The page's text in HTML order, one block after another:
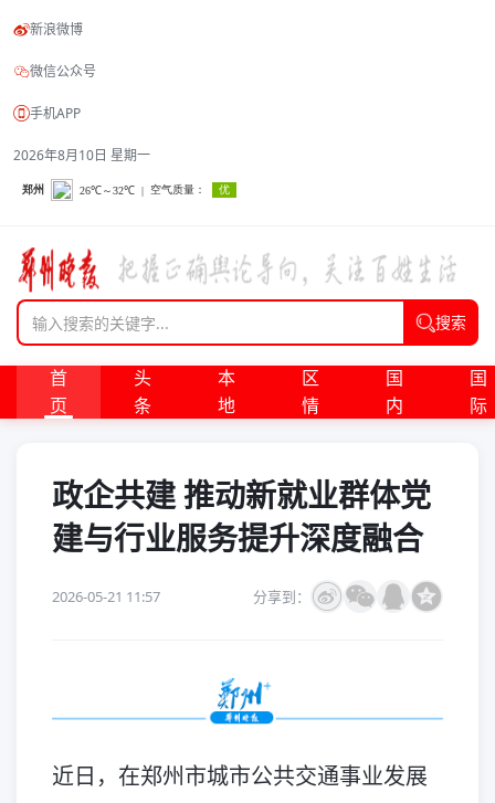
新浪微博
微信公众号
手机APP
2026年8月10日 星期一
搜索
首
页
头
条
本
地
区
情
国
内
国
际
政企共建 推动新就业群体党
建与行业服务提升深度融合
2026-05-21 11:57 分享到：
近日，在郑州市城市公共交通事业发展